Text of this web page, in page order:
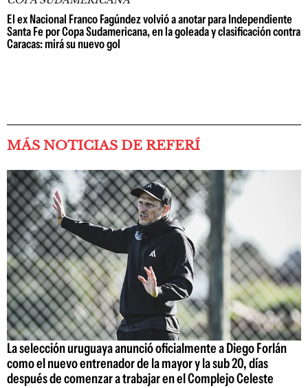
El ex Nacional Franco Fagúndez volvió a anotar para Independiente
Santa Fe por Copa Sudamericana, en la goleada y clasificación contra
Caracas: mirá su nuevo gol
MÁS NOTICIAS DE REFERÍ
La selección uruguaya anunció oficialmente a Diego Forlán
como el nuevo entrenador de la mayor y la sub 20, días
después de comenzar a trabajar en el Complejo Celeste